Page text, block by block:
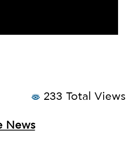
233 Total Views
News